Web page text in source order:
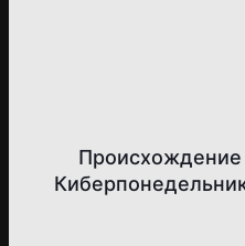
Происхождение